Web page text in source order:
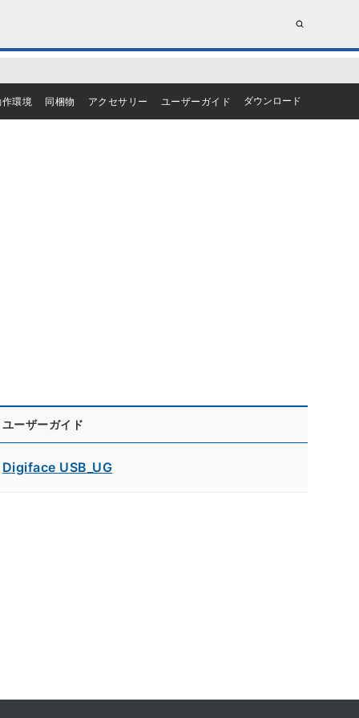
作環境 同梱物 アクセサリー ユーザーガイド ダウンロード
ユーザーガイド
Digiface USB_UG